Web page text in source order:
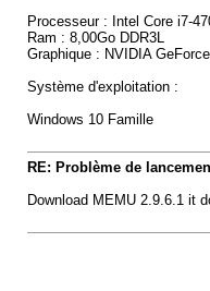
Processeur : Intel Core i7-
Ram : 8,00Go DDR3L
Graphique : NVIDIA
Système d'exploitation :
Windows 10 Famille
RE: Problème de
Download MEMU 2.9.6.1 it